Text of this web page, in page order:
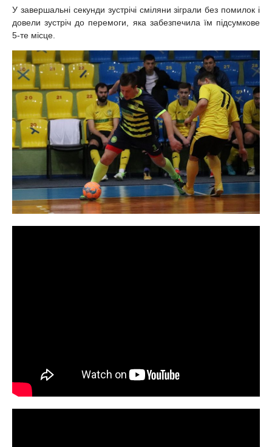
У завершальні секунди зустрічі сміляни зіграли без помилок і
довели зустріч до перемоги, яка забезпечила їм підсумкове
5-те місце.